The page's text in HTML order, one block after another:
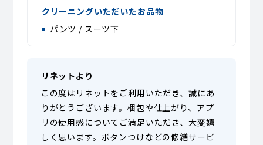
クリーニングいただいたお品物
パンツ / スーツ下
リネットより
この度はリネットをご利用いただき、誠にあ
りがとうございます。梱包や仕上がり、アプ
リの使用感についてご満足いただき、大変嬉
しく思います。ボタンつけなどの修繕サービ